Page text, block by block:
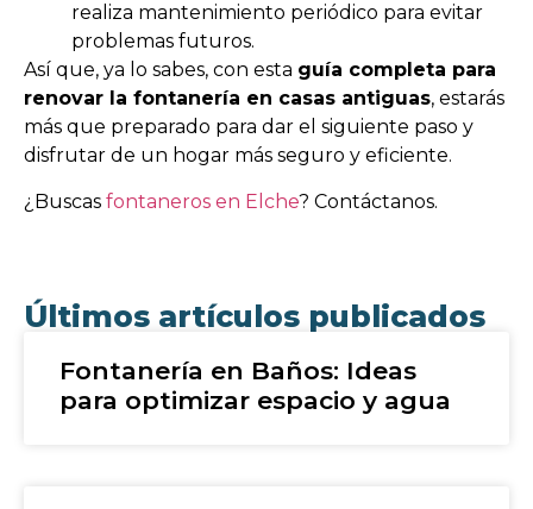
realiza mantenimiento periódico para evitar
problemas futuros.
Así que, ya lo sabes, con esta guía completa para
renovar la fontanería en casas antiguas, estarás
más que preparado para dar el siguiente paso y
disfrutar de un hogar más seguro y eficiente.
¿Buscas fontaneros en Elche? Contáctanos.
Últimos artículos publicados
Fontanería en Baños: Ideas
para optimizar espacio y agua